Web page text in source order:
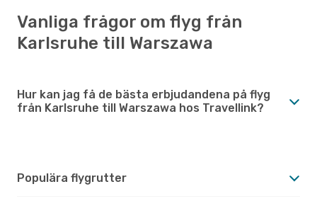
Vanliga frågor om flyg från
Karlsruhe till Warszawa
Hur kan jag få de bästa erbjudandena på flyg
från Karlsruhe till Warszawa hos Travellink?
Populära flygrutter